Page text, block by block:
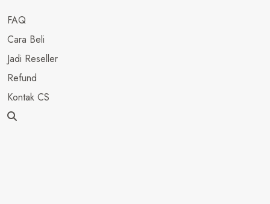
FAQ
Cara Beli
Jadi Reseller
Refund
Kontak CS